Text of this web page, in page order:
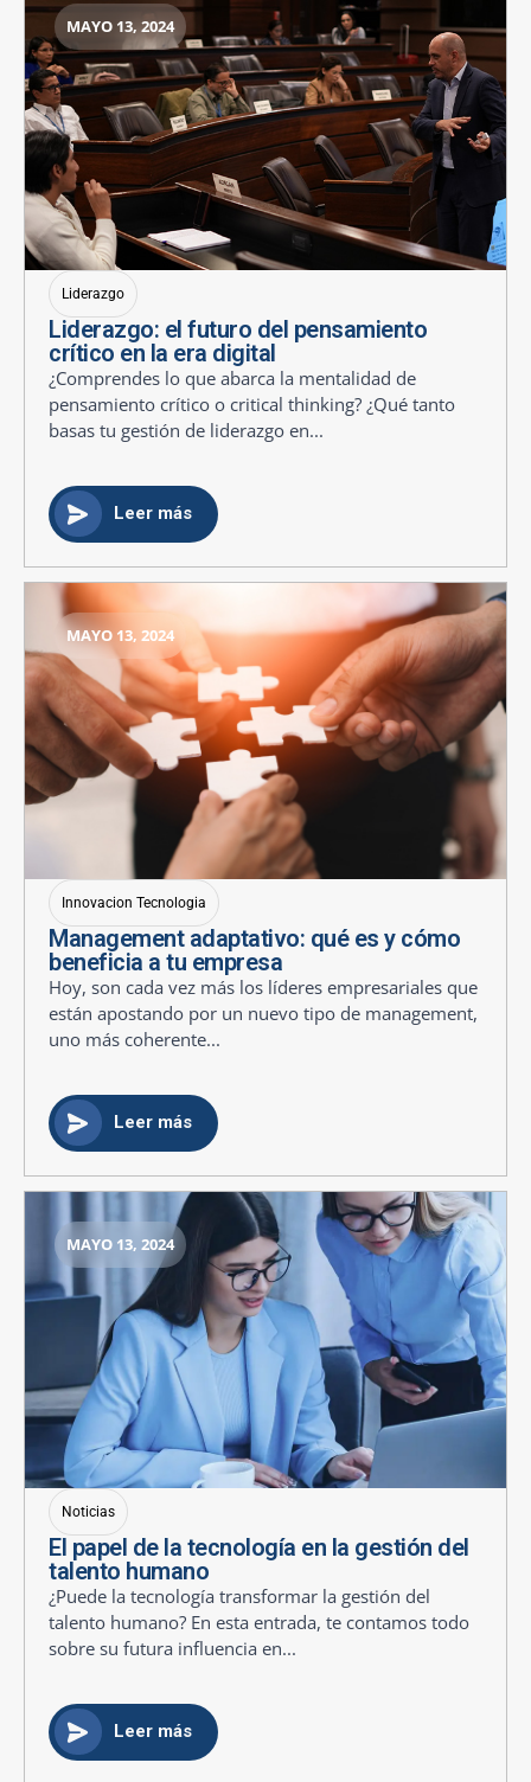
MAYO 13, 2024
Liderazgo
Liderazgo: el futuro del pensamiento
crítico en la era digital
¿Comprendes lo que abarca la mentalidad de
pensamiento crítico o critical thinking? ¿Qué tanto
basas tu gestión de liderazgo en...
Leer más
MAYO 13, 2024
Innovacion Tecnologia
Management adaptativo: qué es y cómo
beneficia a tu empresa
Hoy, son cada vez más los líderes empresariales que
están apostando por un nuevo tipo de management,
uno más coherente...
Leer más
MAYO 13, 2024
Noticias
El papel de la tecnología en la gestión del
talento humano
¿Puede la tecnología transformar la gestión del
talento humano? En esta entrada, te contamos todo
sobre su futura influencia en...
Leer más